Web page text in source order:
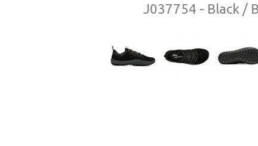
J037754 - Black /